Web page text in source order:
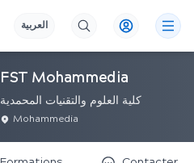
العربية
FST Mohammedia
كلية العلوم والتقنيات المحمدية
Mohammedia